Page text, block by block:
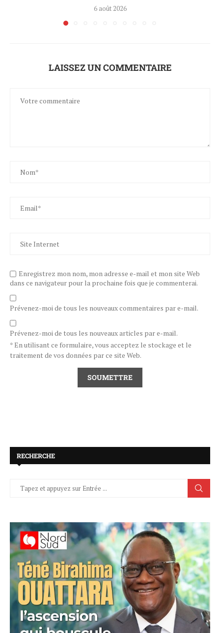
6 août 2026
LAISSEZ UN COMMENTAIRE
Enregistrez mon nom, mon adresse e-mail et mon site Web
dans ce navigateur pour la prochaine fois que je commenterai.
Prévenez-moi de tous les nouveaux commentaires par e-mail.
Prévenez-moi de tous les nouveaux articles par e-mail.
* En utilisant ce formulaire, vous acceptez le stockage et le
traitement de vos données par ce site Web.
RECHERCHE